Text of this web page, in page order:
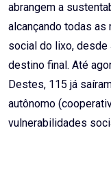
abrangem a
alcançando todas
social do lixo, desde
destino final. Até
Destes, 115 já
autônomo
vulnerabilidades